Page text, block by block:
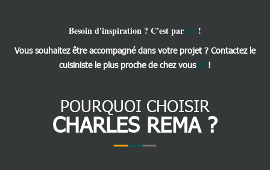
Besoin d'inspiration ? C'est par ici !
Vous souhaitez être accompagné dans votre projet ? Contactez le
cuisiniste le plus proche de chez vous ici !
POURQUOI CHOISIR
CHARLES REMA ?